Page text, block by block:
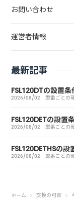
お問い合わせ
運営者情報
最新記事
FSL120DTの設置
2026/08/02 型番ごとの
FSL120DETの設置
2026/08/02 型番ごとの
FSL120DETHSの
2026/08/02 型番ごとの
ホーム 交換の可否